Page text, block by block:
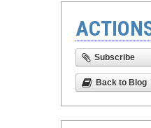
Subscribe
Back to Blog